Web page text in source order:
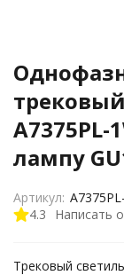
A7375PL-
лампу
4.3 Написать
Артикул:
Трековый